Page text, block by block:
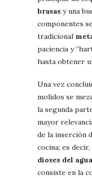
brasas y una
componentes
tradicional
paciencia y
hasta obtener
Una vez
molidos se
la segunda
mayor
de la inserción
cocina; es decir,
dioses del
consiste en la